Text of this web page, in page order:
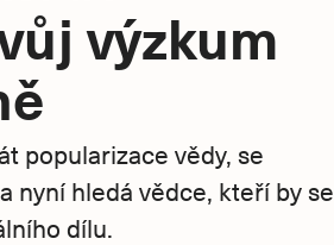
výzkum
popularizace vědy, se
nyní hledá vědce, kteří by se
dílu.